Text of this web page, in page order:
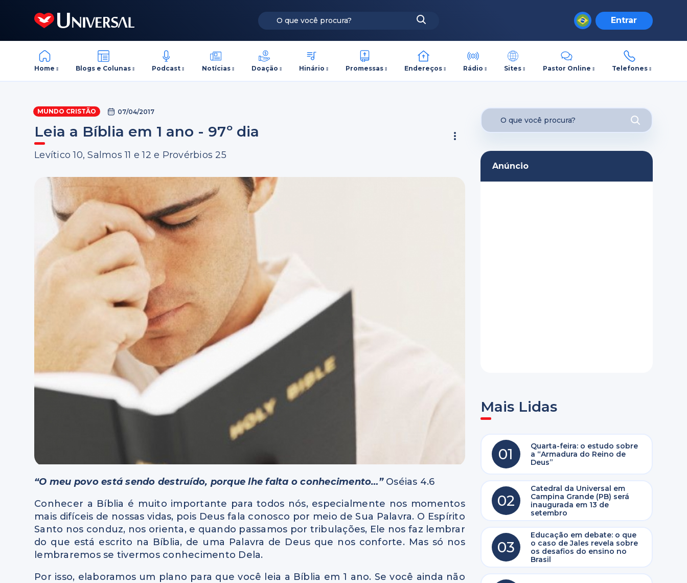
Entrar
Home Blogs e Colunas Podcast Notícias Doação Hinário Promessas Endereços Rádio Sites Pastor Online Telefones
MUNDO CRISTÃO 07/04/2017
Leia a Bíblia em 1 ano - 97º dia
Levítico 10, Salmos 11 e 12 e Provérbios 25
“O meu povo está sendo destruído, porque lhe falta o conhecimento…”Oséias 4.6
Conhecer a Bíblia é muito importante para todos nós, especialmente nos momentos
mais difíceis de nossas vidas, pois Deus fala conosco por meio de Sua Palavra. O Espírito
Santo nos conduz, nos orienta, e quando passamos por tribulações, Ele nos faz lembrar
do que está escrito na Bíblia, de uma Palavra de Deus que nos conforte. Mas só nos
lembraremos se tivermos conhecimento Dela.
Por isso, elaboramos um plano para que você leia a Bíblia em 1 ano. Se você ainda não
Anúncio
Mais Lidas
01
Quarta-feira: o estudo sobre
a “Armadura do Reino de
Deus”
02
Catedral da Universal em
Campina Grande (PB) será
inaugurada em 13 de
setembro
03
Educação em debate: o que
o caso de Jales revela sobre
os desafios do ensino no
Brasil